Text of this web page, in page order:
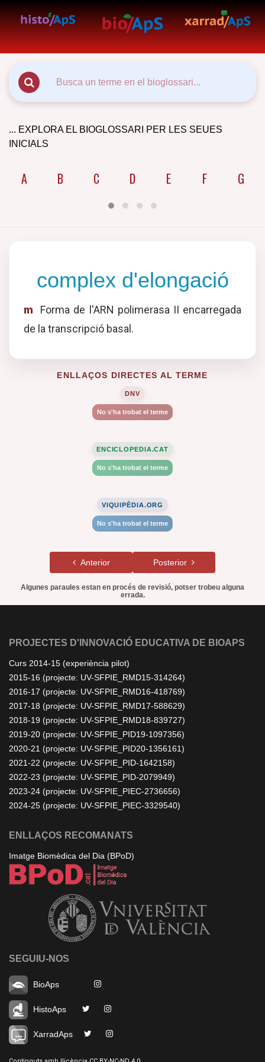
... EXPLORA EL BIOGLOSSARI PER LES SEUES
INICIALS
A B C D E F G
complex d'elongació
m
Forma de l'ARN polimerasa II encarregada
de la transcripció basal.
ENLLAÇOS DIRECTES AL TERME
DNV
No s'ha trobat el terme
ENCICLOPEDIA.CAT
No s'ha trobat el terme
VIQUIPÈDIA.ORG
No s'ha trobat el terme
Anterior Posterior
Algunes paraules estan en procés de revisió, potser trobeu alguna
errada.
PROJECTES D'INNOVACIÓ EDUCATIVA DE BIOAPS
Curs 2014-15 (experiència pilot)
2015-16 (projecte: UV-SFPIE_RMD15-314264)
2016-17 (projecte: UV-SFPIE_RMD16-418769)
2017-18 (projecte: UV-SFPIE_RMD17-588629)
2018-19 (projecte: UV-SFPIE_RMD18-839727)
2019-20 (projecte: UV-SFPIE_PID19-1097356)
2020-21 (projecte: UV-SFPIE_PID20-1356161)
2021-22 (projecte: UV-SFPIE_PID-1642158)
2022-23 (projecte: UV-SFPIE_PID-2079949)
2023-24 (projecte: UV-SFPIE_PIEC-2736656)
2024-25 (projecte: UV-SFPIE_PIEC-3329540)
ENLLAÇOS RECOMANATS
Imatge Biomèdica del Dia (BPoD)
SEGUIU-NOS
BioAps
HistoAps
XarradAps